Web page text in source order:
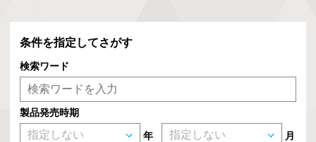
条件を指定してさがす
検索ワード
製品発売時期
年 月